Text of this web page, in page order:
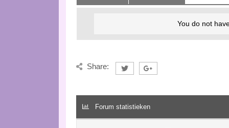
You do not
Share:
Forum statistieken